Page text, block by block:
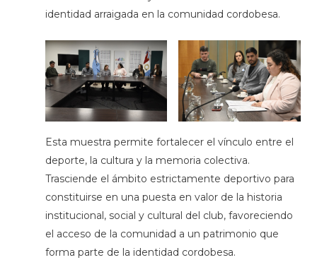
identidad arraigada en la comunidad cordobesa.
Esta muestra permite fortalecer el vínculo entre el
deporte, la cultura y la memoria colectiva.
Trasciende el ámbito estrictamente deportivo para
constituirse en una puesta en valor de la historia
institucional, social y cultural del club, favoreciendo
el acceso de la comunidad a un patrimonio que
forma parte de la identidad cordobesa.